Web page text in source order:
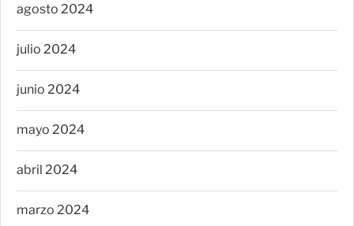
agosto 2024
julio 2024
junio 2024
mayo 2024
abril 2024
marzo 2024